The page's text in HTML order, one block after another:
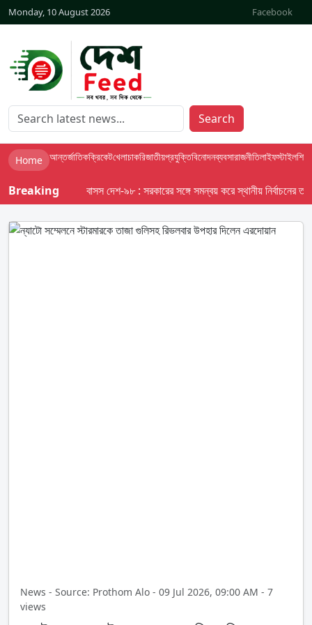
Monday, 10 August 2026 Facebook
Search
Home আন্তর্জাতিকক্রিকেটখেলাচাকরিজাতীয়প্রযুক্তিবিনোদনব্যবসারাজনীতিলাইফস্টাইলশিক্ষা
Breaking বাসস দেশ-৯৮ : সরকারের সঙ্গে সমন্বয় করে স্থানীয় নির্বাচনের
News - Source: Prothom Alo - 09 Jul 2026, 09:00 AM - 7
views